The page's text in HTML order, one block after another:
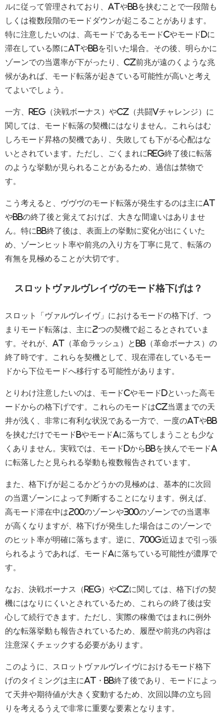
ルに従って管理されており、ATやBBを挟むことで一段階も
しくは複数段階のモードダウンが起こることがあります。
特に注意したいのは、高モードであるモードCやモードDに
滞在している際にATやBBを引いた場合。その後、明らかに
ゾーンでの当選率が下がったり、CZ前兆が遠のくような兆
候があれば、モード転落が起きている可能性が高いと考え
てよいでしょう。
一方、REG（決戦ボーナス）やCZ（共闘Vチャレンジ）に
関しては、モード転落の契機にはなりません。これらはむ
しろモード昇格の契機であり、失敗しても下がる心配はな
いとされています。ただし、ごくまれにREG終了後に転落
のような挙動が見られることがあるため、過信は禁物で
す。
こう考えると、ヴヴヴのモード転落が発生するのは主にAT
やBBの終了後と覚えておけば、大きな間違いはありませ
ん。特にBB終了後は、表面上の挙動に変化が出にくいた
め、ゾーンヒット率や前兆の入り方を丁寧に見て、転落の
有無を見極めることが大切です。
スロットヴァルヴレイヴのモード格下げは？
スロット「ヴァルヴレイヴ」におけるモードの格下げ、つ
まりモード転落は、主に2つの契機で起こるとされていま
す。それが、AT（革命ラッシュ）とBB（革命ボーナス）の
終了時です。これらを契機として、現在滞在しているモー
ドから下位モードへ移行する可能性があります。
とりわけ注意したいのは、モードCやモードDといった高モ
ードからの格下げです。これらのモードはCZ当選までの天
井が浅く、非常に有利な状況である一方で、一度のATやBB
を挟むだけでモードBやモードAに落ちてしまうことも少な
くありません。実戦では、モードDからBBを挟んでモードA
に転落したと見られる挙動も複数報告されています。
また、格下げが起こるかどうかの見極めは、基本的に次回
の当選ゾーンによって判断することになります。例えば、
高モード滞在中は200のゾーンや300のゾーンでの当選率
が高くなりますが、格下げが発生した場合はこのゾーンで
のヒット率が明確に落ちます。逆に、700G近辺まで引っ張
られるようであれば、モードAに落ちている可能性が濃厚で
す。
なお、決戦ボーナス（REG）やCZに関しては、格下げの契
機にはなりにくいとされているため、これらの終了後は安
心して続行できます。ただし、実際の稼働ではまれに例外
的な転落挙動も報告されているため、履歴や前兆の内容は
注意深くチェックする必要があります。
このように、スロットヴァルヴレイヴにおけるモード格下
げのタイミングは主にAT・BB終了後であり、モードによっ
て天井や期待値が大きく変動するため、次回以降の立ち回
りを考えるうえで非常に重要な要素となります。